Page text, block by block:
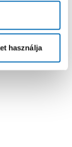
használja